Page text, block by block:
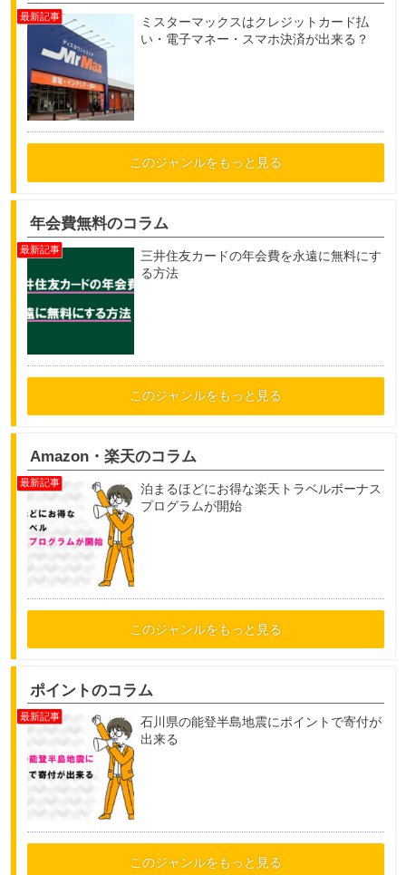
ミスターマックスはクレジットカード払
い・電子マネー・スマホ決済が出来る？
このジャンルをもっと見る
年会費無料のコラム
三井住友カードの年会費を永遠に無料にす
る方法
このジャンルをもっと見る
Amazon・楽天のコラム
泊まるほどにお得な楽天トラベルボーナス
プログラムが開始
このジャンルをもっと見る
ポイントのコラム
石川県の能登半島地震にポイントで寄付が
出来る
このジャンルをもっと見る